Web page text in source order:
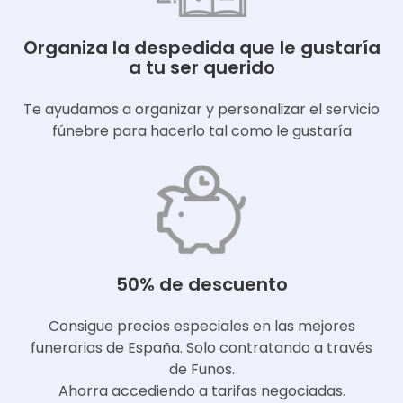
Organiza la despedida que le gustaría
a tu ser querido
Te ayudamos a organizar y personalizar el servicio
fúnebre para hacerlo tal como le gustaría
50% de descuento
Consigue precios especiales en las mejores
funerarias de España. Solo contratando a través
de Funos.
Ahorra accediendo a tarifas negociadas.